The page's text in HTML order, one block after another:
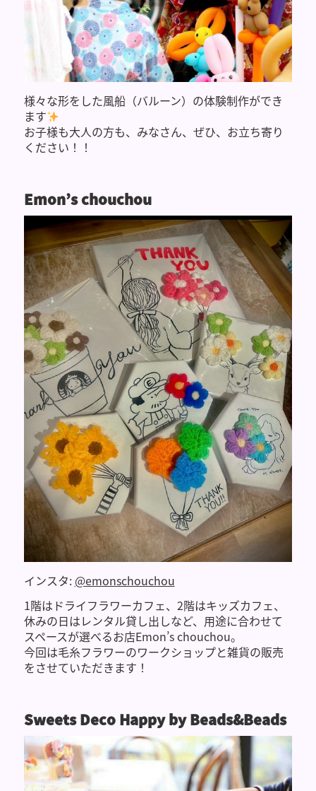
様々な形をした風船（バルーン）の体験制作ができ
ます
お子様も大人の方も、みなさん、ぜひ、お立ち寄り
ください！！
Emon’s chouchou
インスタ: @emonschouchou
1階はドライフラワーカフェ、2階はキッズカフェ、
休みの日はレンタル貸し出しなど、用途に合わせて
スペースが選べるお店Emon’s chouchou。
今回は毛糸フラワーのワークショップと雑貨の販売
をさせていただきます！
Sweets Deco Happy by Beads&Beads